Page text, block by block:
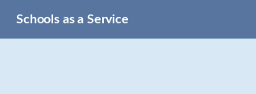
Schools as a Service